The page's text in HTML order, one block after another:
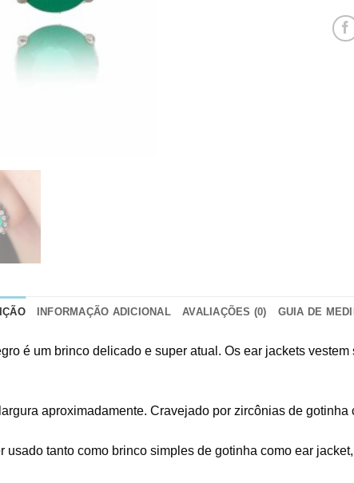
INFORMAÇÃO ADICIONAL AVALIAÇÕES (0) GUIA DE
é um brinco delicado e super atual. Os ear jackets
aproximadamente. Cravejado por zircônias de
tanto como brinco simples de gotinha como ear